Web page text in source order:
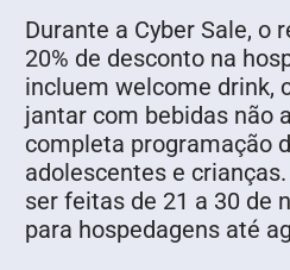
Durante a Cyber Sale, o
20% de desconto na
incluem welcome drink,
jantar com bebidas não
completa programação
adolescentes e
ser feitas de 21 a 30 de
para hospedagens até